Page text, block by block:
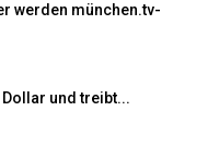
werden münchen.tv-
und treibt...